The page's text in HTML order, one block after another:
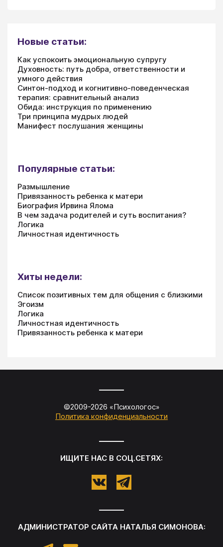
Новые статьи:
Как успокоить эмоциональную супругу
Духовность: путь добра, ответственности и
умного действия
Синтон-подход и когнитивно-поведенческая
терапия: сравнительный анализ
Обида: инструкция по применению
Три принципа мудрых людей
Манифест послушания женщины
Популярные статьи:
Размышление
Привязанность ребенка к матери
Биография Ирвина Ялома
В чем задача родителей и суть воспитания?
Логика
Личностная идентичность
Хиты недели:
Список позитивных тем для общения с близкими
Эгоизм
Логика
Личностная идентичность
Привязанность ребенка к матери
©2009-2026 «Психологос»
Политика конфиденциальности
ИЩИТЕ НАС В СОЦ.СЕТЯХ:
АДМИНИСТРАТОР САЙТА НАТАЛЬЯ СИМОНОВА: